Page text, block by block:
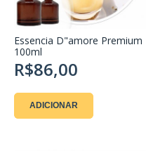
Essencia D"amore Premium
100ml
R$86,00
ADICIONAR